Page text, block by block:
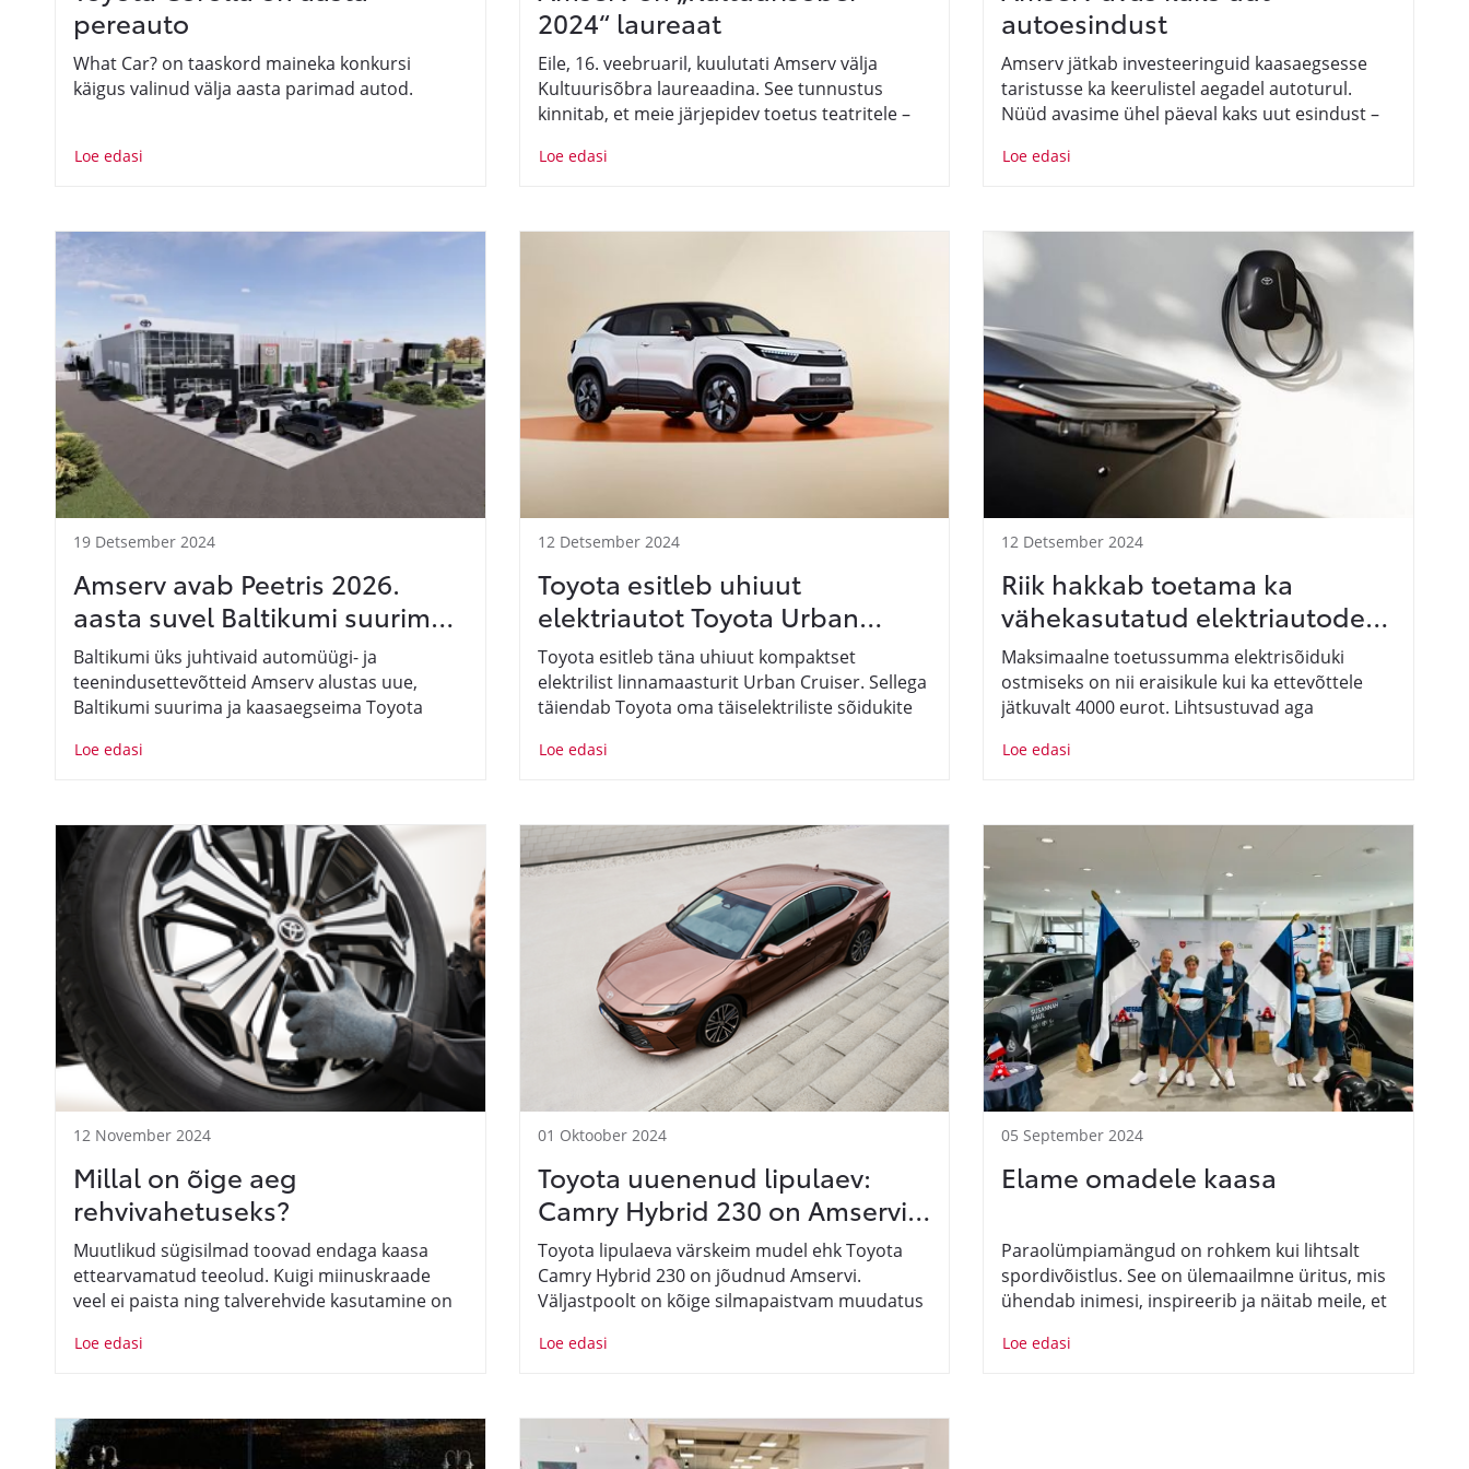
pereauto
What Car? on taaskord maineka konkursi
käigus valinud välja aasta parimad autod.
Loe edasi
2024“ laureaat
Eile, 16. veebruaril, kuulutati Amserv välja
Kultuurisõbra laureaadina. See tunnustus
kinnitab, et meie järjepidev toetus teatritele –
loovisikud, kes pakuvad positiivseid
Loe edasi
autoesindust
Amserv jätkab investeeringuid kaasaegsesse
taristusse ka keerulistel aegadel autoturul.
Nüüd avasime ühel päeval kaks uut esindust –
Loe edasi
19 Detsember 2024
Amserv avab Peetris 2026.
aasta suvel Baltikumi suurima
autoesinduse
Baltikumi üks juhtivaid automüügi- ja
teenindusettevõtteid Amserv alustas uue,
Baltikumi suurima ja kaasaegseima Toyota
2026. aasta suvel ja asub Tallinnast väljuva
uute kui ka kasutatud autode ostjatele.
Loe edasi
12 Detsember 2024
Toyota esitleb uhiuut
elektriautot Toyota Urban
Cruiser
Toyota esitleb täna uhiuut kompaktset
elektrilist linnamaasturit Urban Cruiser. Sellega
täiendab Toyota oma täiselektriliste sõidukite
turusegmenti uue mudeli julge disaini, ruumika
Loe edasi
12 Detsember 2024
Riik hakkab toetama ka
vähekasutatud elektriautode
ostu
Maksimaalne toetussumma elektrisõiduki
ostmiseks on nii eraisikule kui ka ettevõttele
jätkuvalt 4000 eurot. Lihtsustuvad aga
aasta asemel peab auto olema toetuse saanu
Loe edasi
12 November 2024
Millal on õige aeg
rehvivahetuseks?
Muutlikud sügisilmad toovad endaga kaasa
ettearvamatud teeolud. Kuigi miinuskraade
veel ei paista ning talverehvide kasutamine on
varasemad aastad näidanud, et ootamatut jääd
Loe edasi
01 Oktoober 2024
Toyota uuenenud lipulaev:
Camry Hybrid 230 on Amservis
kohal
Toyota lipulaeva värskeim mudel ehk Toyota
Camry Hybrid 230 on jõudnud Amservi.
Väljastpoolt on kõige silmapaistvam muudatus
nüüd uhiuuele Priusele ja Toyota C-HRile
osas.
Loe edasi
05 September 2024
Elame omadele kaasa
Paraolümpiamängud on rohkem kui lihtsalt
spordivõistlus. See on ülemaailmne üritus, mis
ühendab inimesi, inspireerib ja näitab meile, et
piirangud muutuvad võimalusteks ja kus iga
Loe edasi